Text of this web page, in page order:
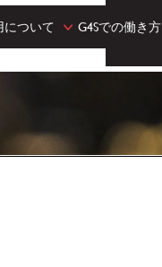
について G4Sでの働き方